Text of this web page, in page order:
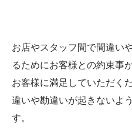
お店やスタッフ間で間違い
るためにお客様との約束事
お客様に満足していただく
違いや勘違いが起きないよ
す。